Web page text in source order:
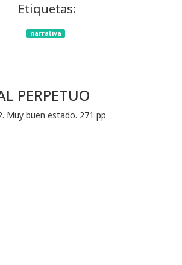
Etiquetas:
narrativa
PERPETUO
Muy buen estado. 271 pp